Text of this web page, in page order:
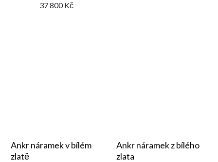
37 800 Kč
Ankr náramek v bílém
zlatě
Ankr náramek z bílého
zlata